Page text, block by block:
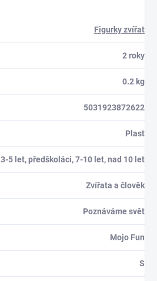
Figurky zvířat
2 roky
0.2 kg
5031923872622
Plast
3-5 let, předškoláci, 7-10 let, nad 10 let
Zvířata a člověk
Poznáváme svět
Mojo Fun
S